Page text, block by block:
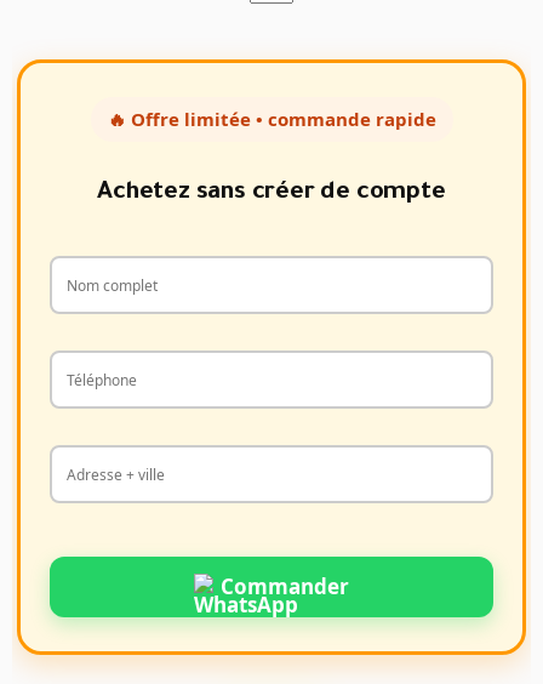
🔥 Offre limitée • commande rapide
Achetez sans créer de compte
Commander